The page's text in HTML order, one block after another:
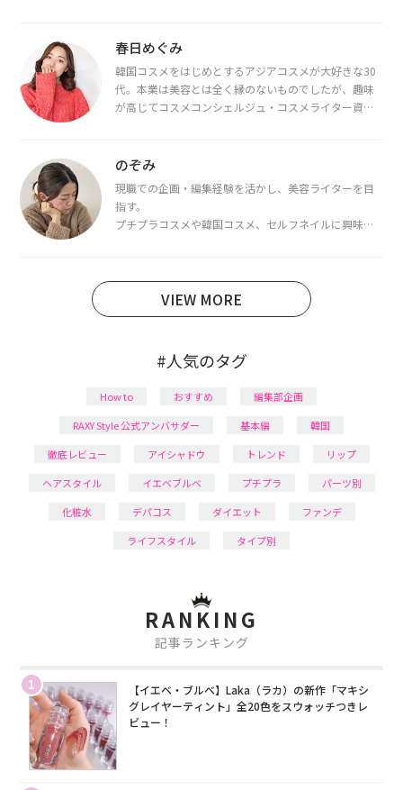
春日めぐみ
韓国コスメをはじめとするアジアコスメが大好きな30
代。本業は美容とは全く縁のないものでしたが、趣味
が高じてコスメコンシェルジュ・コスメライター資格
断・骨格診断によるイメージコンサルティングも行っ
のぞみ
現職での企画・編集経験を活かし、美容ライターを目
指す。
プチプラコスメや韓国コスメ、セルフネイルに興味が
日本化粧品検定1級保有。
VIEW MORE
#人気のタグ
How to おすすめ
編集部企画
RAXY Style 公式アンバサダー
基本編
韓国
徹底レビュー
アイシャドウ トレンド
リップ
ヘアスタイル
イエベブルベ プチプラ
パーツ別
化粧水
デパコス ダイエット
ファンデ
ライフスタイル
タイプ別
RANKING
記事ランキング
1
【イエベ・ブルベ】Laka（ラカ）の新作「マキシ
グレイヤーティント」全20色をスウォッチつきレ
ビュー！